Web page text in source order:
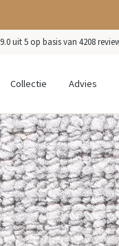
9.0 uit 5 op basis van 4208
Collectie Advies